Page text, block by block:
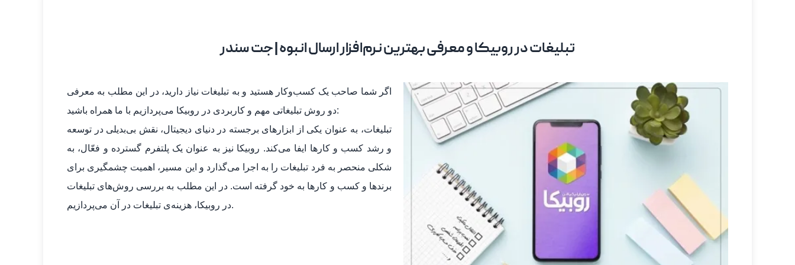
تبلیغات در روبیکا و معرفی بهترین نرم‌افزار ارسال انبوه | جت سندر
اگر شما صاحب یک کسب‌وکار هستید و به تبلیغات نیاز دارید، در این مطلب به معرفی
دو روش تبلیغاتی مهم و کاربردی در روبیکا می‌پردازیم با ما همراه باشید:
تبلیغات، به عنوان یکی از ابزارهای برجسته در دنیای دیجیتال، نقش بی‌بدیلی در توسعه
و رشد کسب و کارها ایفا می‌کند. روبیکا نیز به عنوان یک پلتفرم گسترده و فعّال، به
شکلی منحصر به فرد تبلیغات را به اجرا می‌گذارد و این مسیر، اهمیت چشمگیری برای
برندها و کسب و کارها به خود گرفته است. در این مطلب به بررسی روش‌های تبلیغات
در روبیکا، هزینه‌ی تبلیغات در آن می‌پردازیم.